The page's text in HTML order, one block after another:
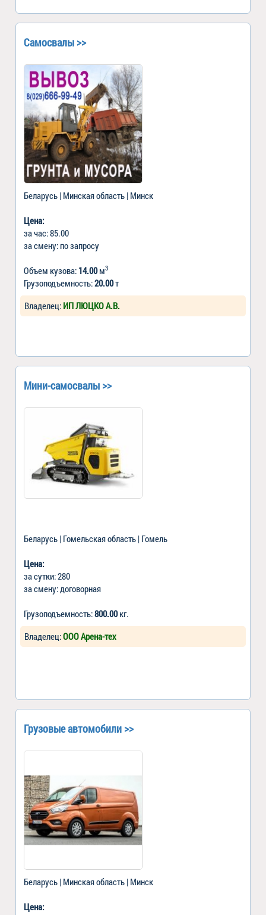
Самосвалы >>
Беларусь | Минская область | Минск
Цена:
за час: 85.00
за смену: по запросу
Объем кузова: 14.00м3
Грузоподъемность:20.00т
Владелец: ИП ЛЮЦКО А.В.
Мини-самосвалы >>
Беларусь | Гомельская область | Гомель
Цена:
за сутки: 280
за смену: договорная
Грузоподъемность:800.00кг.
Владелец:ООО Арена-тех
Грузовые автомобили >>
Беларусь | Минская область | Минск
Цена: